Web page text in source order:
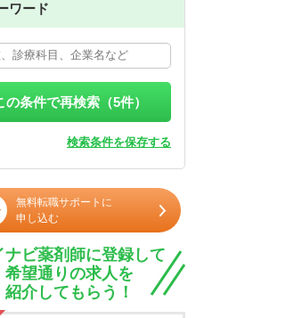
ワード
の条件で再検索（5件）
検索条件を保存する
無料転職サポートに
申し込む
ナビ薬剤師に登録して
希望通りの求人を
紹介してもらう！